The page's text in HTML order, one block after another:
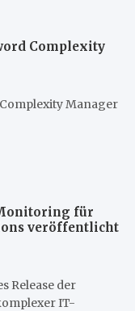
Complexity
Manager
für
veröffentlicht
Release der
IT-